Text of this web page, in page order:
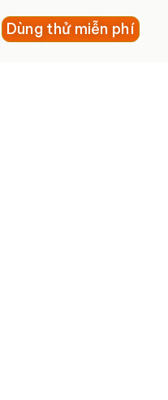
Dùng thử miễn phí